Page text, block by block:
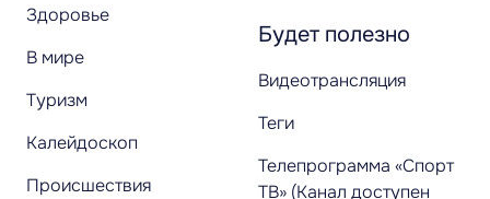
Здоровье
В мире
Туризм
Калейдоскоп
Происшествия
Будет полезно
Видеотрансляция
Теги
Телепрограмма «Спорт
ТВ» (Канал доступен